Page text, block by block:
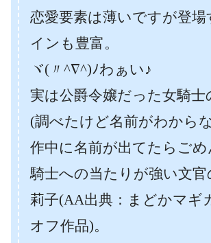
恋愛要素は薄いですが登場
インも豊富。
ヾ(〃^∇^)ﾉわぁい♪
実は公爵令嬢だった女騎士
(調べたけど名前がわから
作中に名前が出てたらごめ
騎士への当たりが強い文官
莉子(AA出典：まどかマギ
オフ作品)。